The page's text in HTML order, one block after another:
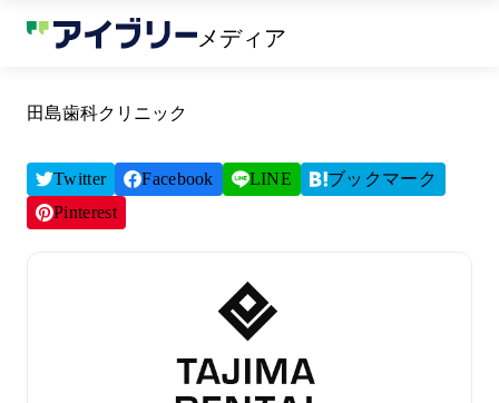
メディア
田島歯科クリニック
Twitter Facebook LINE
ブックマーク
Pinterest